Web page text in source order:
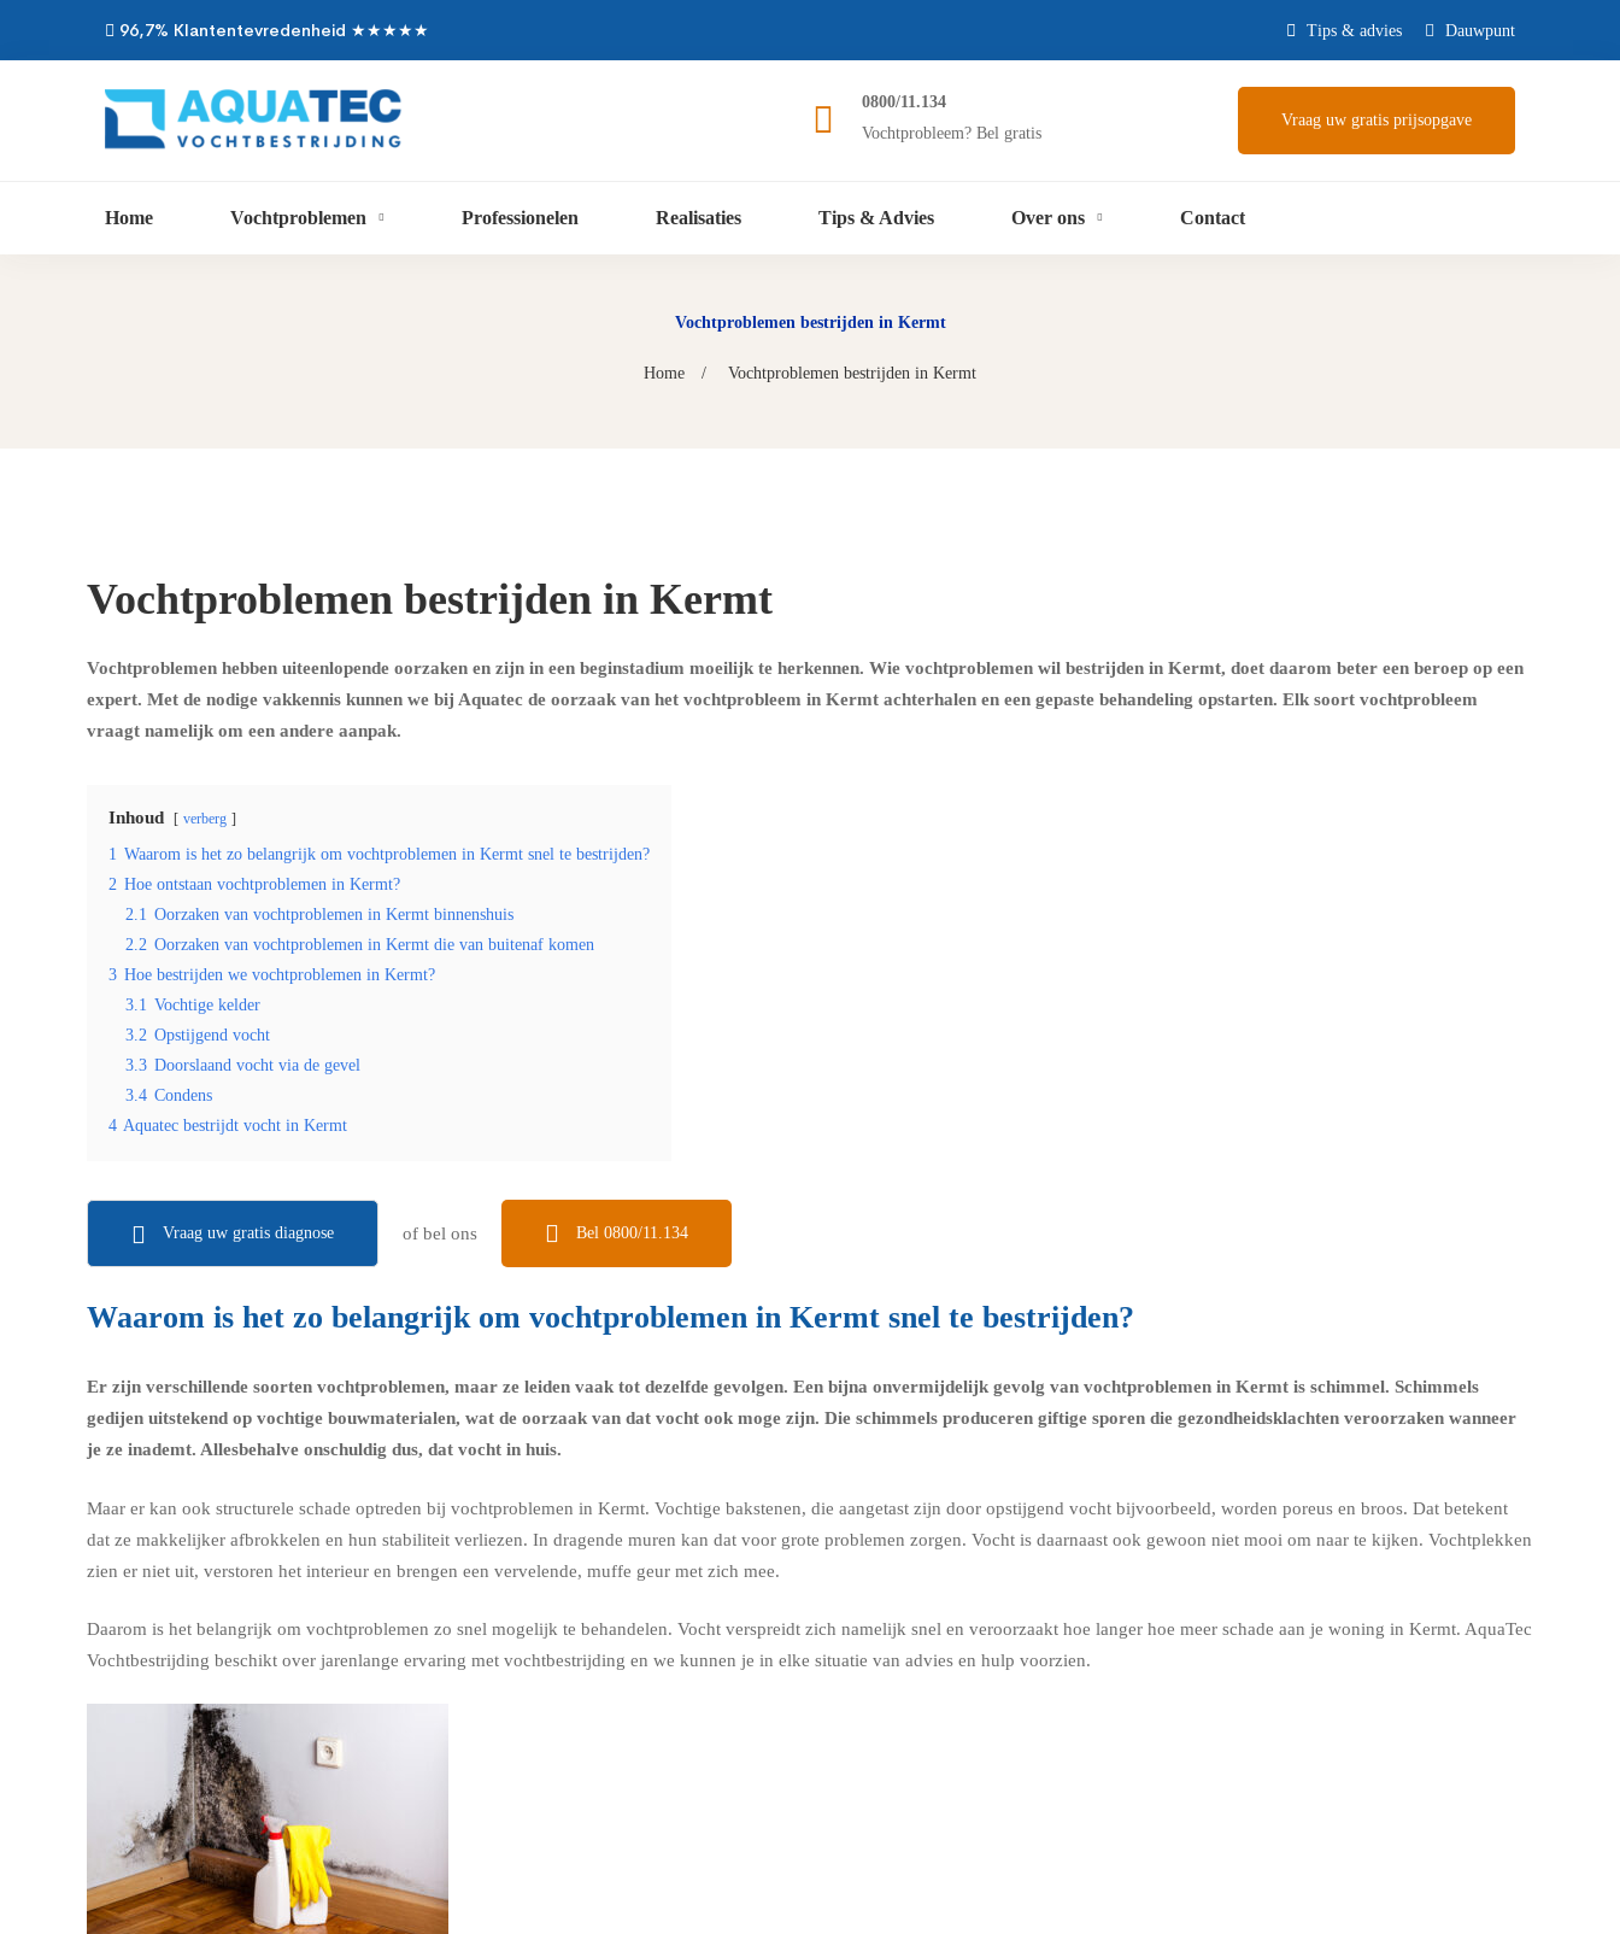
96,7% Klantentevredenheid ★★★★★ Tips & advies Dauwpunt
0800/11.134
Vochtprobleem? Bel gratis
Vraag uw gratis prijsopgave
Home Vochtproblemen Professionelen Realisaties Tips & Advies Over ons Contact
Vochtproblemen bestrijden in Kermt
Home Vochtproblemen bestrijden in Kermt
Vochtproblemen bestrijden in Kermt
Vochtproblemen hebben uiteenlopende oorzaken en zijn in een beginstadium moeilijk te herkennen. Wie vochtproblemen wil bestrijden in Kermt, doet daarom beter een beroep op een
expert. Met de nodige vakkennis kunnen we bij Aquatec de oorzaak van het vochtprobleem in Kermt achterhalen en een gepaste behandeling opstarten. Elk soort vochtprobleem
vraagt namelijk om een andere aanpak.
Inhoud verberg
1 Waarom is het zo belangrijk om vochtproblemen in Kermt snel te bestrijden?
2 Hoe ontstaan vochtproblemen in Kermt?
2.1 Oorzaken van vochtproblemen in Kermt binnenshuis
2.2 Oorzaken van vochtproblemen in Kermt die van buitenaf komen
3 Hoe bestrijden we vochtproblemen in Kermt?
3.1 Vochtige kelder
3.2 Opstijgend vocht
3.3 Doorslaand vocht via de gevel
3.4 Condens
4 Aquatec bestrijdt vocht in Kermt
Vraag uw gratis diagnose of bel ons Bel 0800/11.134
Waarom is het zo belangrijk om vochtproblemen in Kermt snel te bestrijden?
Er zijn verschillende soorten vochtproblemen, maar ze leiden vaak tot dezelfde gevolgen. Een bijna onvermijdelijk gevolg van vochtproblemen in Kermt is schimmel. Schimmels
gedijen uitstekend op vochtige bouwmaterialen, wat de oorzaak van dat vocht ook moge zijn. Die schimmels produceren giftige sporen die gezondheidsklachten veroorzaken wanneer
je ze inademt. Allesbehalve onschuldig dus, dat vocht in huis.
Maar er kan ook structurele schade optreden bij vochtproblemen in Kermt. Vochtige bakstenen, die aangetast zijn door opstijgend vocht bijvoorbeeld, worden poreus en broos. Dat betekent
dat ze makkelijker afbrokkelen en hun stabiliteit verliezen. In dragende muren kan dat voor grote problemen zorgen. Vocht is daarnaast ook gewoon niet mooi om naar te kijken. Vochtplekken
zien er niet uit, verstoren het interieur en brengen een vervelende, muffe geur met zich mee.
Daarom is het belangrijk om vochtproblemen zo snel mogelijk te behandelen. Vocht verspreidt zich namelijk snel en veroorzaakt hoe langer hoe meer schade aan je woning in Kermt. AquaTec
Vochtbestrijding beschikt over jarenlange ervaring met vochtbestrijding en we kunnen je in elke situatie van advies en hulp voorzien.